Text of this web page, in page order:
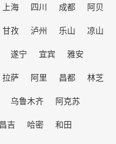
上海 四川 成都
阿贝
甘孜 泸州 乐山
凉山
遂宁 宜宾
雅安
拉萨 阿里 昌都
林芝
乌鲁木齐
阿克苏
昌吉 哈密
和田